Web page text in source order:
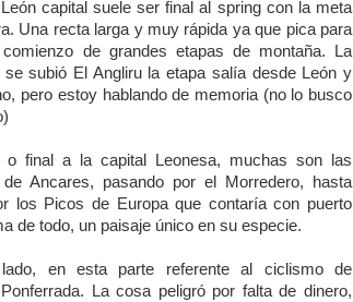
capital suele ser final al spring con la meta
Una recta larga y muy rápida ya que pica para
de grandes etapas de montaña. La
subió El Angliru la etapa salía desde León y
pero estoy hablando de memoria (no lo busco
o final a la capital Leonesa, muchas son las
Ancares, pasando por el Morredero, hasta
los Picos de Europa que contaría con puerto
de todo, un paisaje único en su especie.
en esta parte referente al ciclismo de
La cosa peligró por falta de dinero,